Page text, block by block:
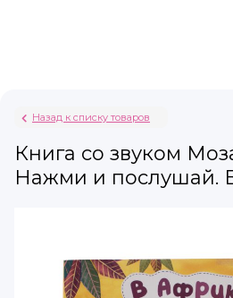
Назад к списку товаров
Книга со звуком
Нажми и послушай.